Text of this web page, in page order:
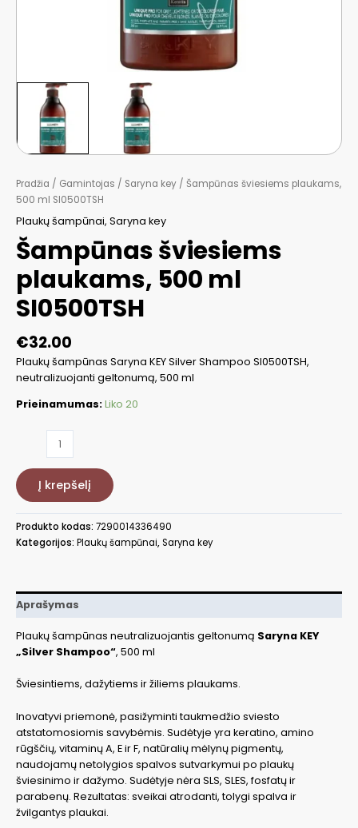
Pradžia / Gamintojas / Saryna key / Šampūnas šviesiems plaukams,
500 ml SI0500TSH
Plaukų šampūnai, Saryna key
Šampūnas šviesiems
plaukams, 500 ml
SI0500TSH
€32.00
Plaukų šampūnas Saryna KEY Silver Shampoo SI0500TSH,
neutralizuojanti geltonumą, 500 ml
Prieinamumas:Liko 20
Šampūnas
šviesiems
plaukams,
ml
SI0500TSH
Į krepšelį
Produkto kodas: 7290014336490
Kategorijos: Plaukų šampūnai,Saryna key
Aprašymas
Plaukų šampūnas neutralizuojantis geltonumą Saryna KEY
„Silver Shampoo“, 500 ml
Šviesintiems, dažytiems ir žiliems plaukams.
Inovatyvi priemonė, pasižyminti taukmedžio sviesto
atstatomosiomis savybėmis. Sudėtyje yra keratino, amino
rūgščių, vitaminų A, E ir F, natūralių mėlynų pigmentų,
naudojamų netolygios spalvos sutvarkymui po plaukų
šviesinimo ir dažymo. Sudėtyje nėra SLS, SLES, fosfatų ir
parabenų. Rezultatas: sveikai atrodanti, tolygi spalva ir
žvilgantys plaukai.